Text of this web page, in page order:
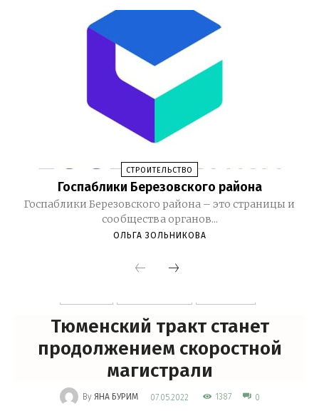
СТРОИТЕЛЬСТВО
Госпаблики Березовского района
Госпаблики Березовского района – это страницы и
сообщества органов...
ОЛЬГА ЗОЛЬНИКОВА